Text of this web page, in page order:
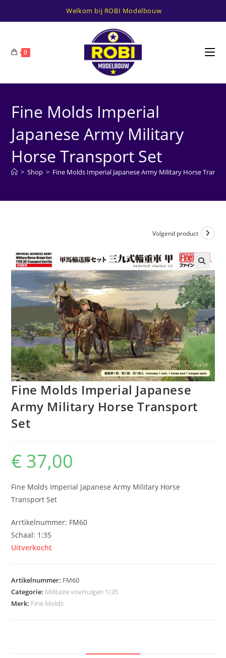
Welkom bij ROBI Modelbouw
0
Fine Molds Imperial
Japanese Army Military
Horse Transport Set
> Shop > Fine Molds Imperial Japanese Army Military Horse
Volgend product
Fine Molds Imperial Japanese
Army Military Horse Transport
Set
€ 37,00
Fine Molds Imperial Japanese Army Military Horse
Transport Set
Arrtikelnummer: FM60
Schaal: 1:35
Uitverkocht
Artikelnummer: FM60
Categorie: Militaire voertuigen 1/35
Merk: Fine Molds